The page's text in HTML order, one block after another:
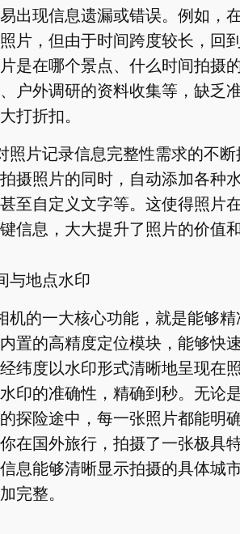
出现信息遗漏或错误。例如，
片，但由于时间跨度较长，回
是在哪个景点、什么时间拍摄
户外调研的资料收集等，缺乏
打折扣。
照片记录信息完整性需求的不
摄照片的同时，自动添加各种
至自定义文字等。这使得照片
信息，大大提升了照片的价值和
与地点水印
机的一大核心功能，就是能够
置的高精度定位模块，能够快
纬度以水印形式清晰地呈现在
印的准确性，精确到秒。无论
探险途中，每一张照片都能明
在国外旅行，拍摄了一张极具
息能够清晰显示拍摄的具体城
完整。